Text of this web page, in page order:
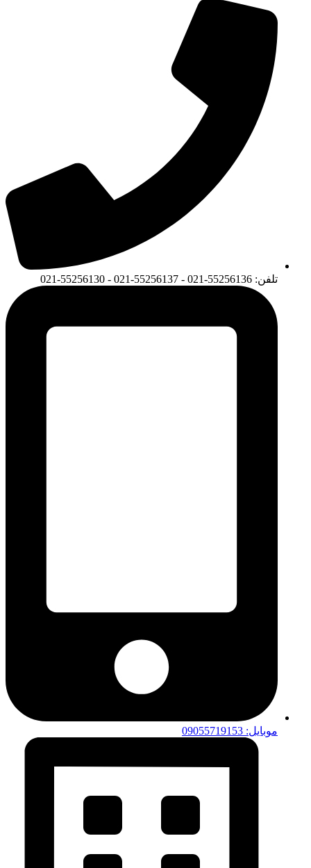
تلفن: 55256136-021 - 55256137-021 - 55256130-021
موبایل: 09055719153